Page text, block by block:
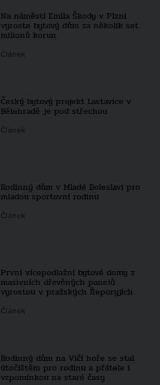
Na náměstí Emila Škody v Plzni
vyroste bytový dům za několik set
milionů korun
Článek
Český bytový projekt Lastavice v
Bělehradě je pod střechou
Článek
Rodinný dům v Mladé Boleslavi pro
mladou sportovní rodinu
Článek
První vícepodlažní bytové domy z
masivních dřevěných panelů
vyrostou v pražských Řeporyjích
Článek
Rodinný dům na Vlčí hoře se stal
útočištěm pro rodinu a přátele i
vzpomínkou na staré časy